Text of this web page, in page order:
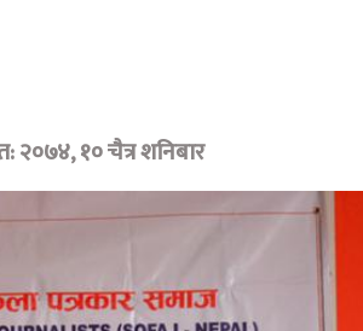
२०७४, १० चैत्र शनिबार